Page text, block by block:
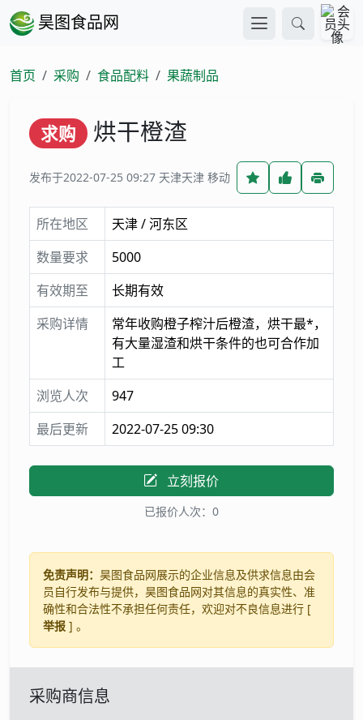
昊图食品网
首页 采购 食品配料 果蔬制品
求购 烘干橙渣
发布于2022-07-25 09:27 天津天津 移动
所在地区
天津 / 河东区
数量要求
5000
有效期至
长期有效
采购详情
常年收购橙子榨汁后橙渣，烘干最*，
有大量湿渣和烘干条件的也可合作加
工
浏览人次
947
最后更新
2022-07-25 09:30
立刻报价
已报价人次：0
免责声明： 昊图食品网展示的企业信息及供求信息由会
员自行发布与提供，昊图食品网对其信息的真实性、准
确性和合法性不承担任何责任，欢迎对不良信息进行 [
举报 ] 。
采购商信息